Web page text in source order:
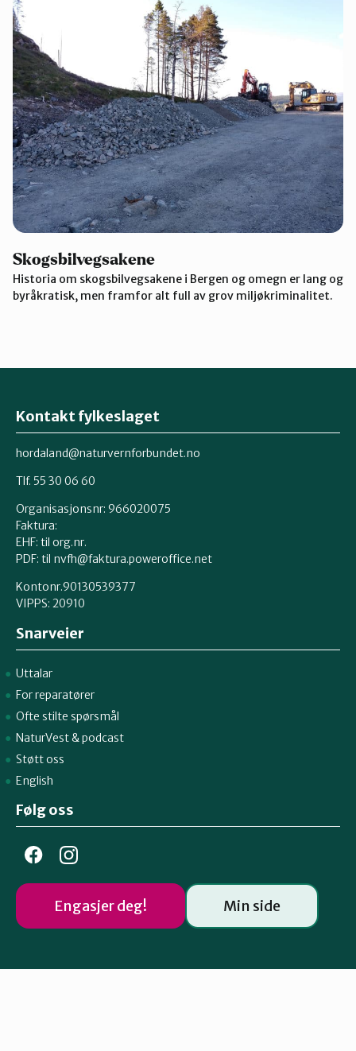
Skogsbilvegsakene
Historia om skogsbilvegsakene i Bergen og omegn er lang og
byråkratisk, men framfor alt full av grov miljøkriminalitet.
Kontakt fylkeslaget
hordaland@naturvernforbundet.no
Tlf. 55 30 06 60
Organisasjonsnr: 966020075
Faktura:
EHF: til org.nr.
PDF: til nvfh@faktura.poweroffice.net
Kontonr.90130539377
VIPPS: 20910
Snarveier
Uttalar
For reparatører
Ofte stilte spørsmål
NaturVest&podcast
Støtt oss
English
Følg oss
Engasjer deg! Min side